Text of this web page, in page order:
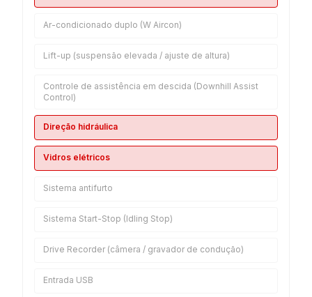
Ar-condicionado duplo (W Aircon)
Lift-up (suspensão elevada / ajuste de altura)
Controle de assistência em descida (Downhill Assist
Control)
Direção hidráulica
Vidros elétricos
Sistema antifurto
Sistema Start-Stop (Idling Stop)
Drive Recorder (câmera / gravador de condução)
Entrada USB